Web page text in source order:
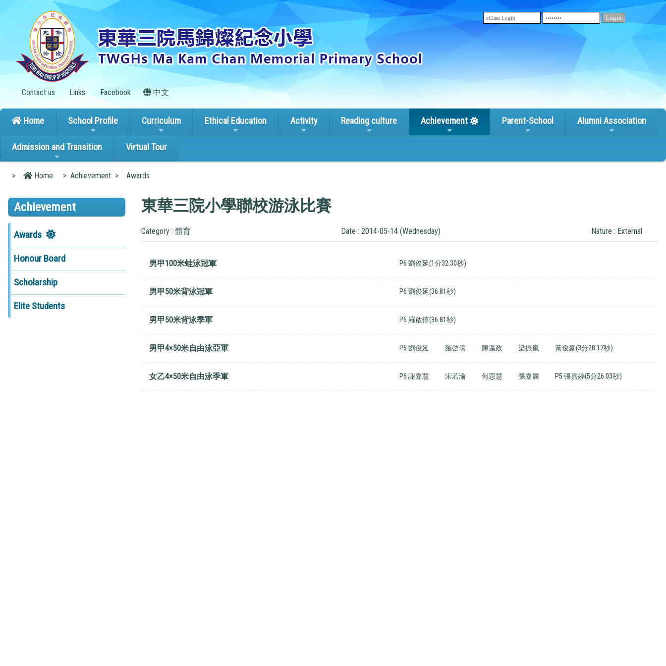
Contact us Links Facebook 中文
Home School Profile Curriculum Ethical Education Activity Reading culture Achievement Parent-School Alumni Association
Admission and Transition Virtual Tour
> Home > Achievement > Awards
Achievement
Awards
Honour Board
Scholarship
Elite Students
東華三院小學聯校游泳比賽
Category : 體育 Date : 2014-05-14 (Wednesday) Nature : External
男甲100米蛙泳冠軍 P6 劉俊延(1分32.30秒)
男甲50米背泳冠軍 P6 劉俊延(36.81秒)
男甲50米背泳季軍 P6 羅啟僖(36.81秒)
男甲4×50米自由泳亞軍 P6 劉俊延 羅啓僖 陳瀛政 梁振嵐 黃俊豪(3分28.17秒)
女乙4×50米自由泳季軍 P6 謝嘉慧 宋若渝 何思慧 張嘉麗 P5 張嘉婷(5分26.03秒)